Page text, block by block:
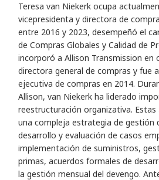
Teresa van Niekerk ocupa
vicepresidenta y directora de
entre 2016 y 2023, desempeñó el
de Compras Globales y Calidad de
incorporó a Allison Transmission en
directora general de compras y fue
ejecutiva de compras en 2014.
Allison, van Niekerk ha liderado
reestructuración organizativa. Estas
una compleja estrategia de gestión
desarrollo y evaluación de casos
implementación de suministros,
primas, acuerdos formales de
la gestión mensual del devengo.